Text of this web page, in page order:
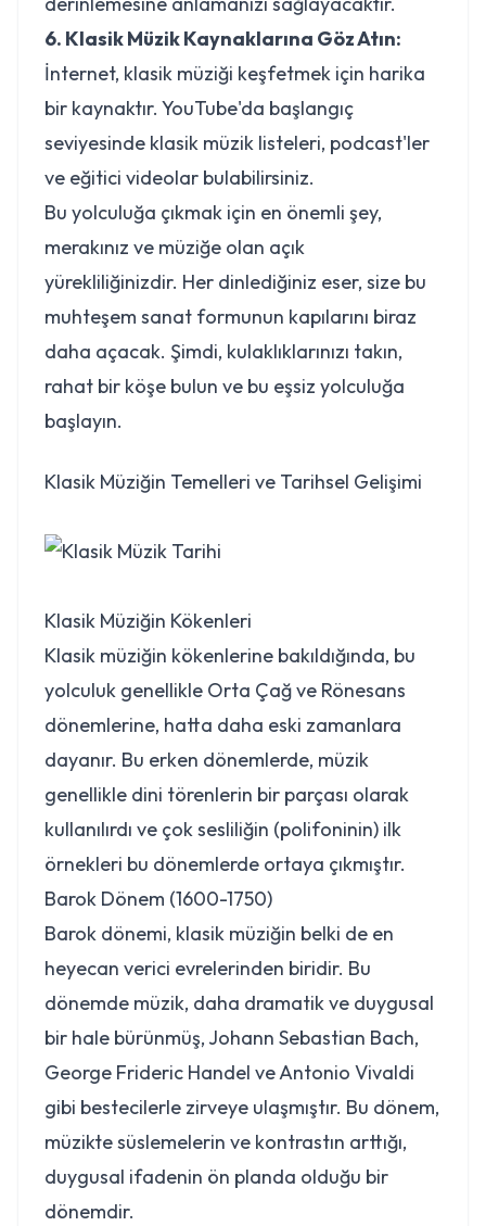
6. Klasik Müzik Kaynaklarına Göz Atın:
İnternet, klasik müziği keşfetmek için harika
bir kaynaktır. YouTube'da başlangıç
seviyesinde klasik müzik listeleri, podcast'ler
ve eğitici videolar bulabilirsiniz.
Bu yolculuğa çıkmak için en önemli şey,
merakınız ve müziğe olan açık
yürekliliğinizdir. Her dinlediğiniz eser, size bu
muhteşem sanat formunun kapılarını biraz
daha açacak. Şimdi, kulaklıklarınızı takın,
rahat bir köşe bulun ve bu eşsiz yolculuğa
başlayın.
Klasik Müziğin Temelleri ve Tarihsel Gelişimi
Klasik Müziğin Kökenleri
Klasik müziğin kökenlerine bakıldığında, bu
yolculuk genellikle Orta Çağ ve Rönesans
dönemlerine, hatta daha eski zamanlara
dayanır. Bu erken dönemlerde, müzik
genellikle dini törenlerin bir parçası olarak
kullanılırdı ve çok sesliliğin (polifoninin) ilk
örnekleri bu dönemlerde ortaya çıkmıştır.
Barok Dönem (1600-1750)
Barok dönemi, klasik müziğin belki de en
heyecan verici evrelerinden biridir. Bu
dönemde müzik, daha dramatik ve duygusal
bir hale bürünmüş, Johann Sebastian Bach,
George Frideric Handel ve Antonio Vivaldi
gibi bestecilerle zirveye ulaşmıştır. Bu dönem,
müzikte süslemelerin ve kontrastın arttığı,
duygusal ifadenin ön planda olduğu bir
dönemdir.